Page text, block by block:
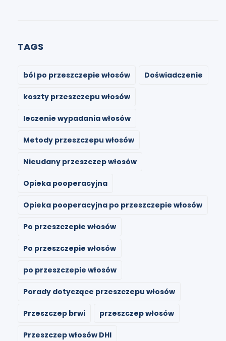
TAGS
ból po przeszczepie włosów Doświadczenie
koszty przeszczepu włosów
leczenie wypadania włosów
Metody przeszczepu włosów
Nieudany przeszczep włosów
Opieka pooperacyjna
Opieka pooperacyjna po przeszczepie włosów
Po przeszczepie włosów
Po przeszczepie włosów
po przeszczepie włosów
Porady dotyczące przeszczepu włosów
Przeszczep brwi przeszczep włosów
Przeszczep włosów DHI